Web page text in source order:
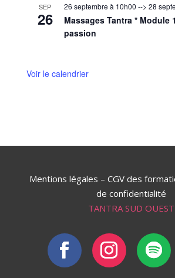
SEP
26
26 septembre à 10h00 --> 28
Massages Tantra *
passion
Voir le calendrier
Mentions légales –CGV des
de confidentialité
TANTRA SUD OUEST